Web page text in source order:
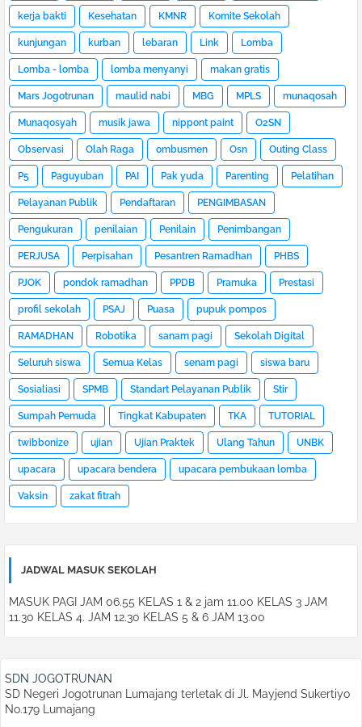
kerja bakti Kesehatan KMNR Komite Sekolah
kunjungan kurban lebaran Link Lomba
Lomba - lomba lomba menyanyi makan gratis
Mars Jogotrunan maulid nabi MBG MPLS munaqosah
Munaqosyah musik jawa nippont paint O2SN
Observasi Olah Raga ombusmen Osn Outing Class
P5 Paguyuban PAI Pak yuda Parenting Pelatihan
Pelayanan Publik Pendaftaran PENGIMBASAN
Pengukuran penilaian Penilain Penimbangan
PERJUSA Perpisahan Pesantren Ramadhan PHBS
PJOK pondok ramadhan PPDB Pramuka Prestasi
profil sekolah PSAJ Puasa pupuk pompos
RAMADHAN Robotika sanam pagi Sekolah Digital
Seluruh siswa Semua Kelas senam pagi siswa baru
Sosialiasi SPMB Standart Pelayanan Publik Stir
Sumpah Pemuda Tingkat Kabupaten TKA TUTORIAL
twibbonize ujian Ujian Praktek Ulang Tahun UNBK
upacara upacara bendera upacara pembukaan lomba
Vaksin zakat fitrah
JADWAL MASUK SEKOLAH
MASUK PAGI JAM 06.55 KELAS 1 & 2 jam 11.00 KELAS 3 JAM
11.30 KELAS 4. JAM 12.30 KELAS 5 & 6 JAM 13.00
SDN JOGOTRUNAN
SD Negeri Jogotrunan Lumajang terletak di Jl. Mayjend Sukertiyo
No.179 Lumajang